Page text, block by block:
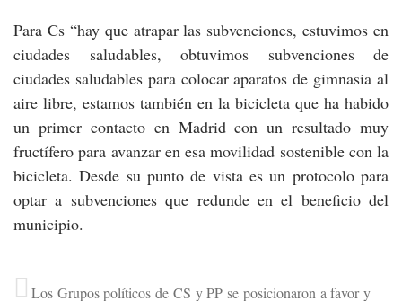
Para Cs “hay que atrapar las subvenciones, estuvimos en
ciudades saludables, obtuvimos subvenciones de
ciudades saludables para colocar aparatos de gimnasia al
aire libre, estamos también en la bicicleta que ha habido
un primer contacto en Madrid con un resultado muy
fructífero para avanzar en esa movilidad sostenible con la
bicicleta. Desde su punto de vista es un protocolo para
optar a subvenciones que redunde en el beneficio del
municipio.
Los Grupos políticos de CS y PP se posicionaron a favor y